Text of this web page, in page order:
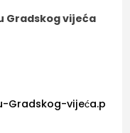
Gradskog vijeća
Gradskog-vijeća.p